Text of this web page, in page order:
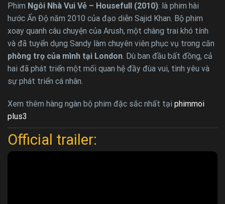
Phim Ngôi Nhà Vui Vẻ – Housefull (2010): là phim hài
hước Ấn Độ năm 2010 của đạo diễn Sajid Khan. Bộ phim
xoay quanh câu chuyện của Arush, một chàng trai khó tính
và đã tuyển dụng Sandy làm chuyên viên phục vụ trong căn
phòng trọ của mình tại London. Dù ban đầu bất đồng, cả
hai đã phát triển một mối quan hệ đầy đùa vui, tình yêu và
sự phát triển cá nhân.
Xem thêm hàng ngàn bộ phim đặc sắc nhất tại phimmoi
plus3
Official trailer: